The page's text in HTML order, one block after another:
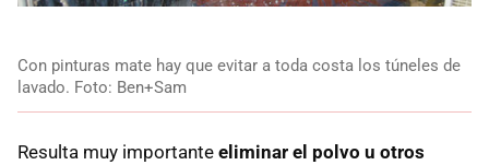
Con pinturas mate hay que evitar a toda costa los túneles de
lavado. Foto: Ben+Sam
Resulta muy importante eliminar el polvo u otros